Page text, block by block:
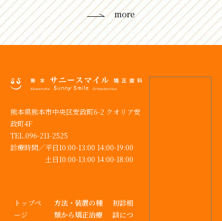
more
熊本県熊本市中央区安政町6-2 クオリア安
政町4F
TEL.096-211-2525
診療時間／平⽇10:00-13:00 14:00-19:00
⼟⽇10:00-13:00 14:00-18:00
トップペ
ージ
方法・装置の種
類から矯正治療
初診相
談につ